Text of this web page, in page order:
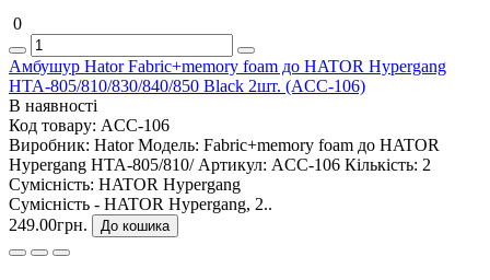
0
Амбушур Hator Fabric+memory foam до HATOR Hypergang
HTA-805/810/830/840/850 Black 2шт. (ACC-106)
В наявності
Код товару: ACC-106
Виробник: Hator Модель: Fabric+memory foam до HATOR
Hypergang HTA-805/810/ Артикул: ACC-106 Кількість: 2
Сумісність: HATOR Hypergang
Сумісність - HATOR Hypergang, 2..
249.00грн.
До кошика